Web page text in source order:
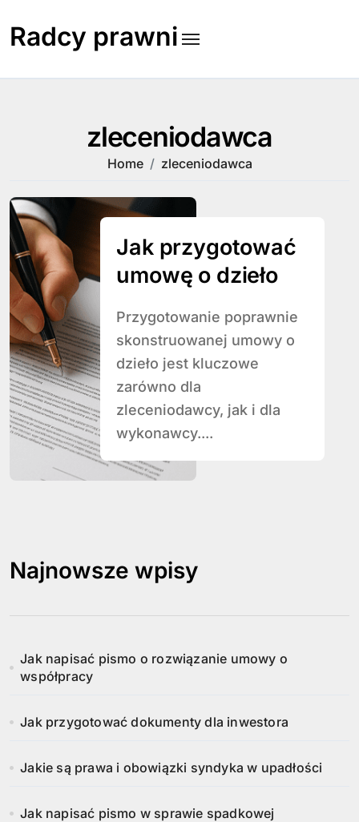
content
Radcy prawni
zleceniodawca
Home zleceniodawca
Jak przygotować
umowę o dzieło
Przygotowanie poprawnie
skonstruowanej umowy o
dzieło jest kluczowe
zarówno dla
zleceniodawcy, jak i dla
wykonawcy....
Najnowsze wpisy
Jak napisać pismo o rozwiązanie umowy o
współpracy
Jak przygotować dokumenty dla inwestora
Jakie są prawa i obowiązki syndyka w upadłości
Jak napisać pismo w sprawie spadkowej